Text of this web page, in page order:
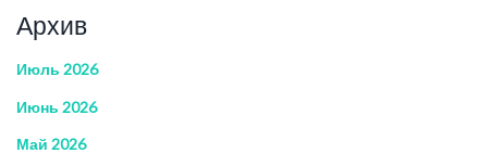
Архив
Июль 2026
Июнь 2026
Май 2026